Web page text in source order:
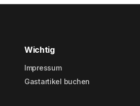
Wichtig
Impressum
Gastartikel buchen